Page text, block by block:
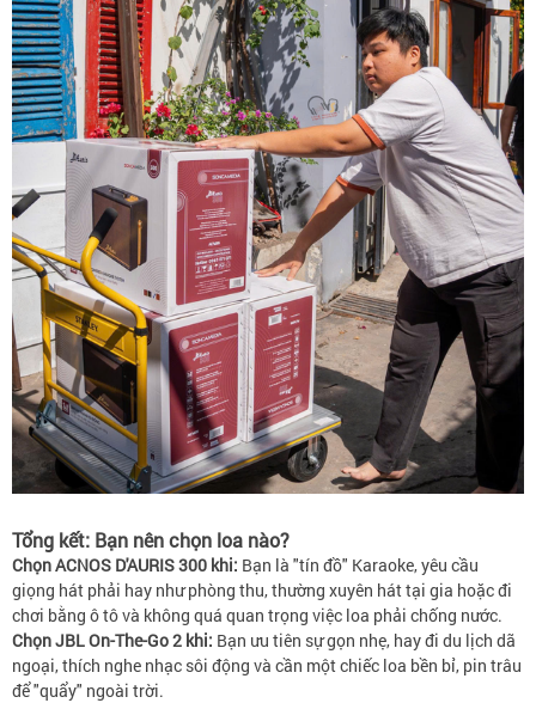
Tổng kết: Bạn nên chọn loa nào?
Chọn ACNOS D'AURIS 300 khi: Bạn là "tín đồ" Karaoke, yêu cầu
giọng hát phải hay như phòng thu, thường xuyên hát tại gia hoặc đi
chơi bằng ô tô và không quá quan trọng việc loa phải chống nước.
Chọn JBL On-The-Go 2 khi: Bạn ưu tiên sự gọn nhẹ, hay đi du lịch dã
ngoại, thích nghe nhạc sôi động và cần một chiếc loa bền bỉ, pin trâu
để "quẩy" ngoài trời.